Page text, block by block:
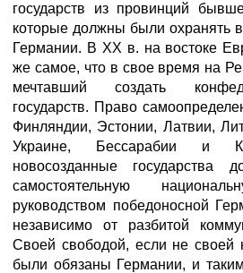
государств из провинций
которые должны были охранять
Германии. В XX в. на востоке
же самое, что в свое время на
мечтавший создать
государств. Право
Финляндии, Эстонии, Латвии,
Украине, Бессарабии и
новосозданные государства
самостоятельную
руководством победоносной
независимо от разбитой
Своей свободой, если не своей
были обязаны Германии, и